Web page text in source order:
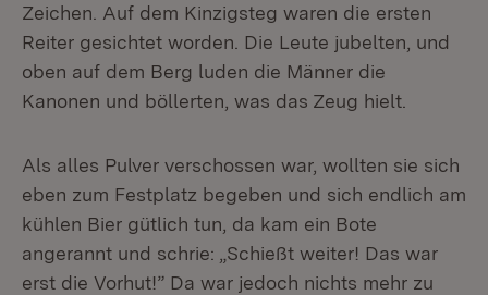
Zeichen. Auf dem Kinzigsteg waren die ersten
Reiter gesichtet worden. Die Leute jubelten, und
oben auf dem Berg luden die Männer die
Kanonen und böllerten, was das Zeug hielt.
Als alles Pulver verschossen war, wollten sie sich
eben zum Festplatz begeben und sich endlich am
kühlen Bier gütlich tun, da kam ein Bote
angerannt und schrie: „Schießt weiter! Das war
erst die Vorhut!” Da war jedoch nichts mehr zu